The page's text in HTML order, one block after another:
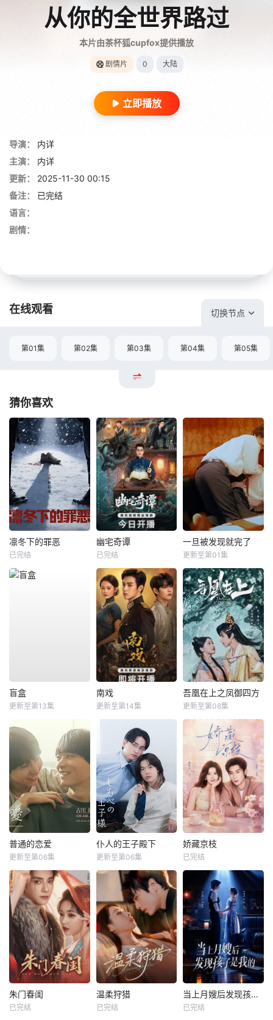
从你的全世界路过
本片由茶杯狐cupfox提供播放
剧情片 0 大陆
立即播放
导演：
内详
主演：
内详
更新：
2025-11-30 00:15
备注：
已完结
语言：
剧情：
在线观看 切换节点
第01集 第02集 第03集 第04集 第05集
猜你喜欢
凛冬下的罪恶
已完结
幽宅奇谭
已完结
一旦被发现就完了
更新至第01集
盲盒
更新至第13集
南戏
更新至第14集
吾凰在上之凤御四方
更新至第08集
普通的恋爱
更新至第06集
仆人的王子殿下
更新至第06集
娇藏京枝
已完结
朱门春闺
已完结
温柔狩猎
已完结
当上月嫂后发现孩子是我的
已完结